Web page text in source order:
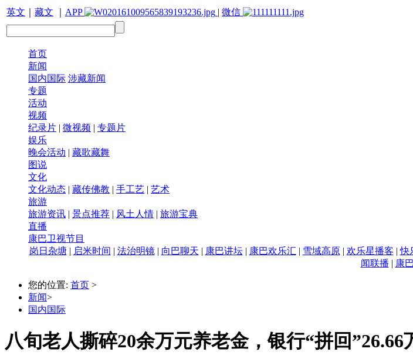
英文 藏文 APP | 微信
首页
新闻
国内国际 涉藏新闻
专题
活动
视频
纪录片 | 微视频 | 专题片
娱乐
晚会活动 | 藏歌藏舞
图说
文化
文化动态 | 藏传佛教 | 手工艺 | 艺术
旅游
旅游资讯 | 景点推荐 | 风土人情 | 旅游宝典
直播
康巴卫视节目
岗日杂塘| 启米时间 | 法治明镜| 向巴聊天 | 康巴讲坛| 康巴欢乐汇 | 雪域高原| 欢乐星播客 |快
闻联播 | 康
您的位置: 首页 >
新闻>
国内国际
八旬老人撕碎20余万元养老金，银行“拼回”26.66